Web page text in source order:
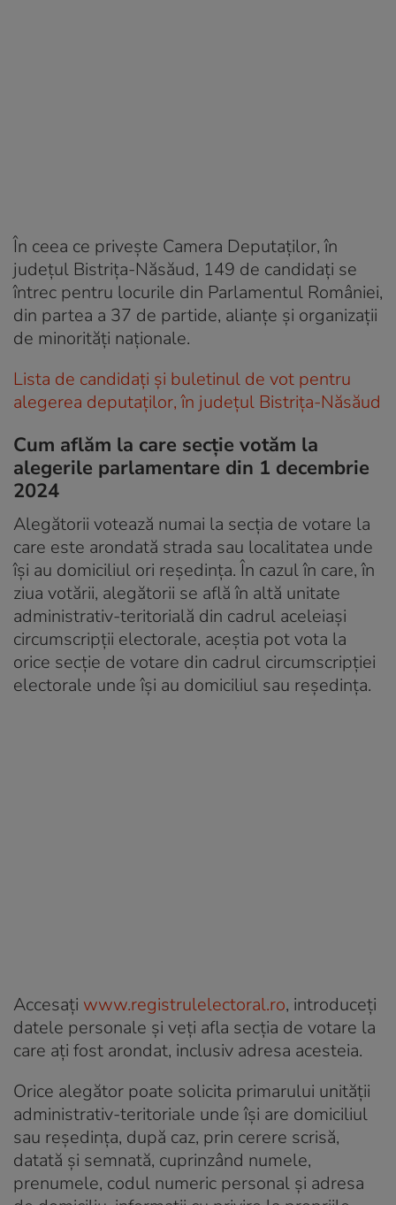
În ceea ce privește Camera Deputaților, în
județul Bistrița-Năsăud, 149 de candidați se
întrec pentru locurile din Parlamentul României,
din partea a 37 de partide, alianțe și organizații
de minorități naționale.
Lista de candidați și buletinul de vot pentru
alegerea deputaților, în județul Bistrița-Năsăud
Cum aflăm la care secție votăm la
alegerile parlamentare din 1 decembrie
2024
Alegătorii votează numai la secția de votare la
care este arondată strada sau localitatea unde
își au domiciliul ori reședința. În cazul în care, în
ziua votării, alegătorii se află în altă unitate
administrativ-teritorială din cadrul aceleiași
circumscripții electorale, aceștia pot vota la
orice secție de votare din cadrul circumscripției
electorale unde își au domiciliul sau reședința.
Accesați www.registrulelectoral.ro, introduceți
datele personale și veți afla secția de votare la
care ați fost arondat, inclusiv adresa acesteia.
Orice alegător poate solicita primarului unității
administrativ-teritoriale unde își are domiciliul
sau reședința, după caz, prin cerere scrisă,
datată și semnată, cuprinzând numele,
prenumele, codul numeric personal și adresa